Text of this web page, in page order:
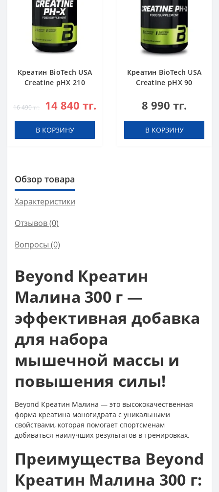
Креатин BioTech USA
Creatine pHX 210
16 490 тг. 14 840 тг.
В КОРЗИНУ
Креатин BioTech USA
Creatine pHX 90
8 990 тг.
В КОРЗИНУ
Обзор товара
Характеристики
Отзывов (0)
Вопросы (0)
Beyond Креатин
Малина 300 г —
эффективная добавка
для набора
мышечной массы и
повышения силы!
Beyond Креатин Малина — это высококачественная
форма креатина моногидрата с уникальными
свойствами, которая помогает спортсменам
добиваться наилучших результатов в тренировках.
Преимущества Beyond
Креатин Малина 300 г: